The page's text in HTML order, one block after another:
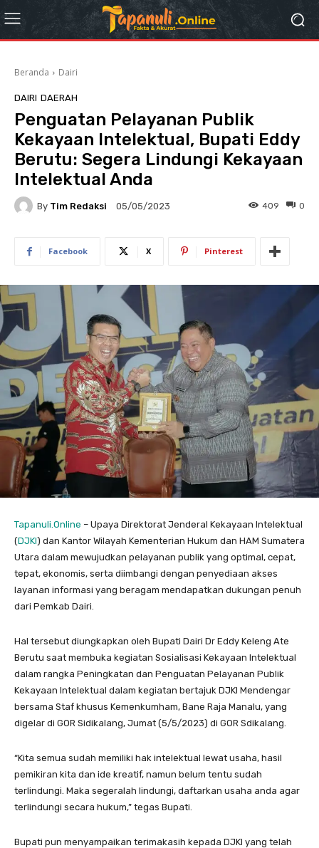
Beranda Dairi
DAIRI DAERAH
Penguatan Pelayanan Publik
Kekayaan Intelektual, Bupati Eddy
Berutu: Segera Lindungi Kekayaan
Intelektual Anda
By Tim Redaksi 05/05/2023 0
409
Facebook X Pinterest
Tapanuli.Online – Upaya Direktorat Jenderal Kekayaan Intelektual
(DJKI) dan Kantor Wilayah Kementerian Hukum dan HAM Sumatera
Utara dalam mewujudkan pelayanan publik yang optimal, cepat,
tepat, ekonomis, serta diimbangi dengan penyediaan akses
layanan informasi yang beragam mendapatkan dukungan penuh
dari Pemkab Dairi.
Hal tersebut diungkapkan oleh Bupati Dairi Dr Eddy Keleng Ate
Berutu saat membuka kegiatan Sosialisasi Kekayaan Intelektual
dalam rangka Peningkatan dan Penguatan Pelayanan Publik
Kekayaan Intelektual dalam kegiatan bertajuk DJKI Mendengar
bersama Staf khusus Kemenkumham, Bane Raja Manalu, yang
digelar di GOR Sidikalang, Jumat (5/5/2023) di GOR Sdikalang.
“Kita semua sudah memiliki hak intelektual lewat usaha, hasil
pemikiran kita dan ide kreatif, namun belum tentu sudah
terlindungi. Maka segeralah lindungi, daftarkan usaha anda agar
terlindungi secara hukum,” tegas Bupati.
Bupati pun menyampaikan terimakasih kepada DJKI yang telah